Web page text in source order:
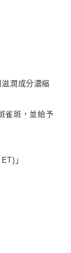
潤成分濃縮
雀斑，並給予
」